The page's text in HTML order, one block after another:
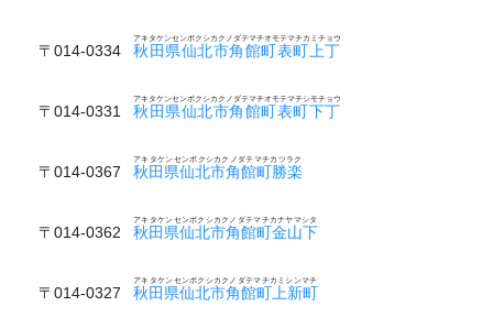
〒014-0334 秋田県仙北市角館町表町上丁
アキタケンセンボクシカクノダテマチオモテマチカミチョウ
〒014-0331 秋田県仙北市角館町表町下丁
アキタケンセンボクシカクノダテマチオモテマチシモチョウ
〒014-0367 秋田県仙北市角館町勝楽
アキタケンセンボクシカクノダテマチカツラク
〒014-0362 秋田県仙北市角館町金山下
アキタケンセンボクシカクノダテマチカナヤマシタ
〒014-0327 秋田県仙北市角館町上新町
アキタケンセンボクシカクノダテマチカミシンマチ